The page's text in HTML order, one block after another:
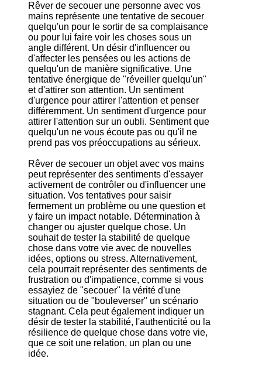
Rêver de secouer une personne avec vos
mains représente une tentative de secouer
quelqu'un pour le sortir de sa complaisance
ou pour lui faire voir les choses sous un
angle différent. Un désir d'influencer ou
d'affecter les pensées ou les actions de
quelqu'un de manière significative. Une
tentative énergique de "réveiller quelqu'un"
et d'attirer son attention. Un sentiment
d'urgence pour attirer l'attention et penser
différemment. Un sentiment d'urgence pour
attirer l'attention sur un oubli. Sentiment que
quelqu'un ne vous écoute pas ou qu'il ne
prend pas vos préoccupations au sérieux.
Rêver de secouer un objet avec vos mains
peut représenter des sentiments d'essayer
activement de contrôler ou d'influencer une
situation. Vos tentatives pour saisir
fermement un problème ou une question et
y faire un impact notable. Détermination à
changer ou ajuster quelque chose. Un
souhait de tester la stabilité de quelque
chose dans votre vie avec de nouvelles
idées, options ou stress. Alternativement,
cela pourrait représenter des sentiments de
frustration ou d'impatience, comme si vous
essayiez de "secouer" la vérité d'une
situation ou de "bouleverser" un scénario
stagnant. Cela peut également indiquer un
désir de tester la stabilité, l'authenticité ou la
résilience de quelque chose dans votre vie,
que ce soit une relation, un plan ou une
idée.